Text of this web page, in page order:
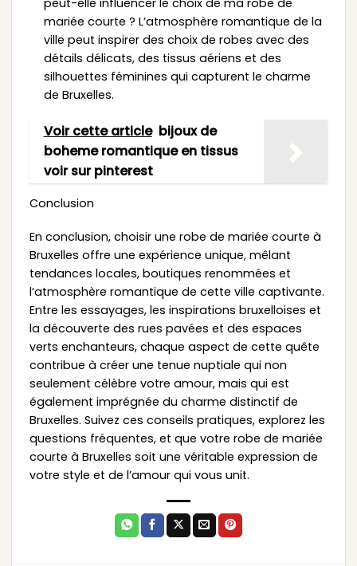
mariée courte ? L’atmosphère romantique de la
ville peut inspirer des choix de robes avec des
détails délicats, des tissus aériens et des
silhouettes féminines qui capturent le charme
de Bruxelles.
Voir cette article bijoux de
boheme romantique en tissus
voir sur pinterest
Conclusion
En conclusion, choisir une robe de mariée courte à
Bruxelles offre une expérience unique, mêlant
tendances locales, boutiques renommées et
l’atmosphère romantique de cette ville captivante.
Entre les essayages, les inspirations bruxelloises et
la découverte des rues pavées et des espaces
verts enchanteurs, chaque aspect de cette quête
contribue à créer une tenue nuptiale qui non
seulement célèbre votre amour, mais qui est
également imprégnée du charme distinctif de
Bruxelles. Suivez ces conseils pratiques, explorez les
questions fréquentes, et que votre robe de mariée
courte à Bruxelles soit une véritable expression de
votre style et de l’amour qui vous unit.